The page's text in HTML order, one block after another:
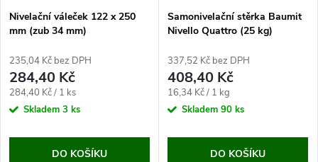
Nivelační váleček 122 x 250
mm (zub 34 mm)
235,04 Kč bez DPH
284,40 Kč
Měrná
cena:
284,40 Kč / 1 ks
Skladem 3 ks
DO KOŠÍKU
Samonivelační stěrka Baumit
Nivello Quattro (25 kg)
337,52 Kč bez DPH
408,40 Kč
Měrná
cena:
16,34 Kč / 1 kg
Skladem 90 ks
DO KOŠÍKU